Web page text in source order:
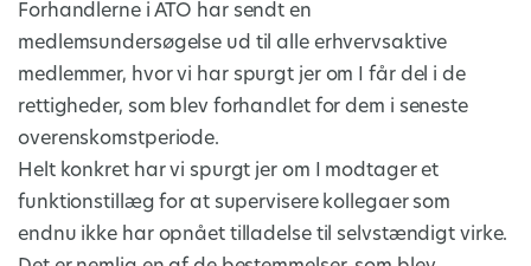
Forhandlerne i ATO har sendt en
medlemsundersøgelse ud til alle erhvervsaktive
medlemmer, hvor vi har spurgt jer om I får del i de
rettigheder, som blev forhandlet for dem i seneste
overenskomstperiode.
Helt konkret har vi spurgt jer om I modtager et
funktionstillæg for at supervisere kollegaer som
endnu ikke har opnået tilladelse til selvstændigt virke.